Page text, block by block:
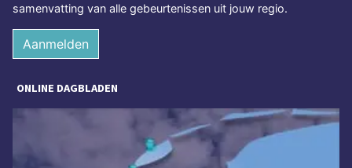
samenvatting van alle gebeurtenissen uit jouw regio.
Aanmelden
ONLINE DAGBLADEN